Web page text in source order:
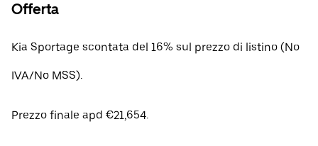
Offerta
Kia Sportage scontata del 16% sul prezzo di listino (No
IVA/No MSS).
Prezzo finale apd €21,654.